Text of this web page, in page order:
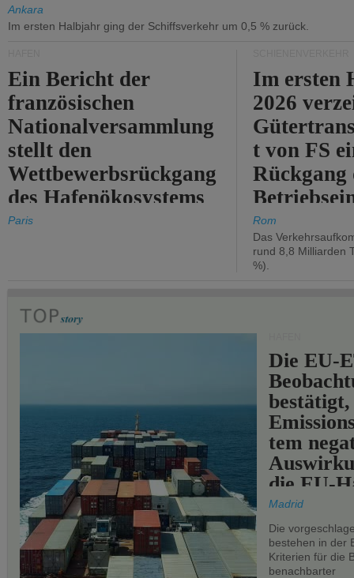
Ankara
Im ersten Halbjahr ging der Schiffsverkehr um 0,5 % zurück.
Ein Bericht der
französischen
Nationalversammlung
stellt den
Wettbewerbsrückgang
des Hafenökosystems
des Staates fest.
Paris
Im ersten
2026
t von FS
Rückgang
um 2,7 %.
Rom
Das
rund 8,8 Milliarden
%).
Die EU-
bestätigt,
tem
die EU-
Madrid
Die
bestehen in der
Kriterien für die
benachbarter